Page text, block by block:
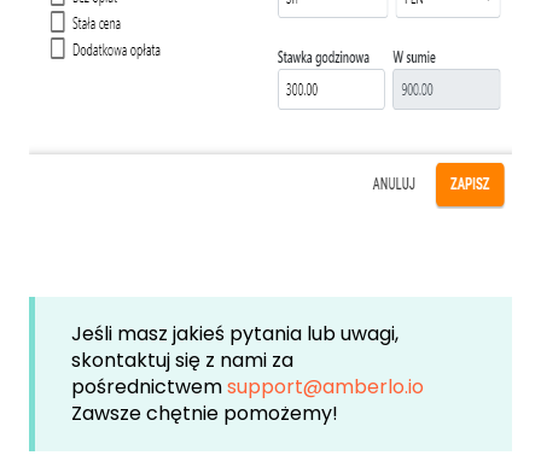
Jeśli masz jakieś pytania lub uwagi,
skontaktuj się z nami za
pośrednictwemsupport@amberlo.io
Zawsze chętnie pomożemy!